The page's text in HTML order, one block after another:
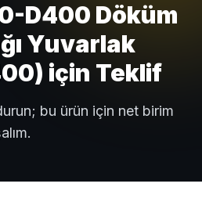
D400 Döküm
Yuvarlak
için Teklif
bu ürün için net birim